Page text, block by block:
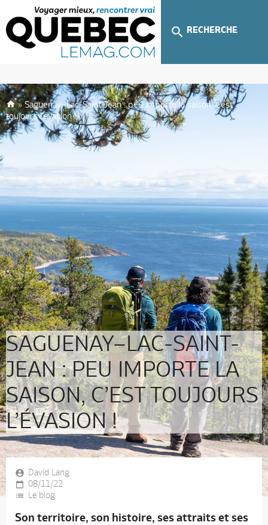
RECHERCHE
» Saguenay–Lac-Saint-Jean : peu importe la saison, c’est
toujours l’évasion !
SAGUENAY–LAC-SAINT-
JEAN : PEU IMPORTE LA
SAISON, C’EST TOUJOURS
L’ÉVASION !
David Lang
08/11/22
Le blog
Son territoire, son histoire, ses attraits et ses